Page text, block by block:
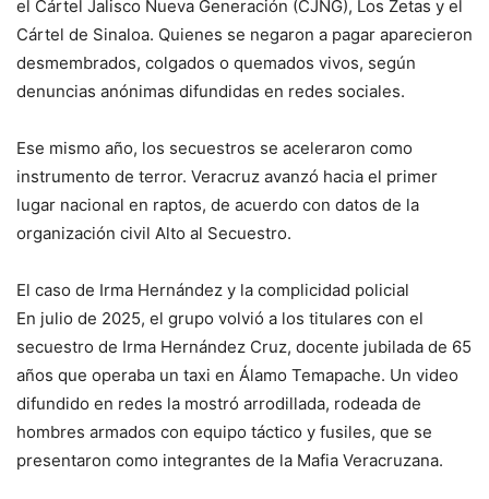
el Cártel Jalisco Nueva Generación (CJNG), Los Zetas y el
Cártel de Sinaloa. Quienes se negaron a pagar aparecieron
desmembrados, colgados o quemados vivos, según
denuncias anónimas difundidas en redes sociales.
Ese mismo año, los secuestros se aceleraron como
instrumento de terror. Veracruz avanzó hacia el primer
lugar nacional en raptos, de acuerdo con datos de la
organización civil Alto al Secuestro.
El caso de Irma Hernández y la complicidad policial
En julio de 2025, el grupo volvió a los titulares con el
secuestro de Irma Hernández Cruz, docente jubilada de 65
años que operaba un taxi en Álamo Temapache. Un video
difundido en redes la mostró arrodillada, rodeada de
hombres armados con equipo táctico y fusiles, que se
presentaron como integrantes de la Mafia Veracruzana.